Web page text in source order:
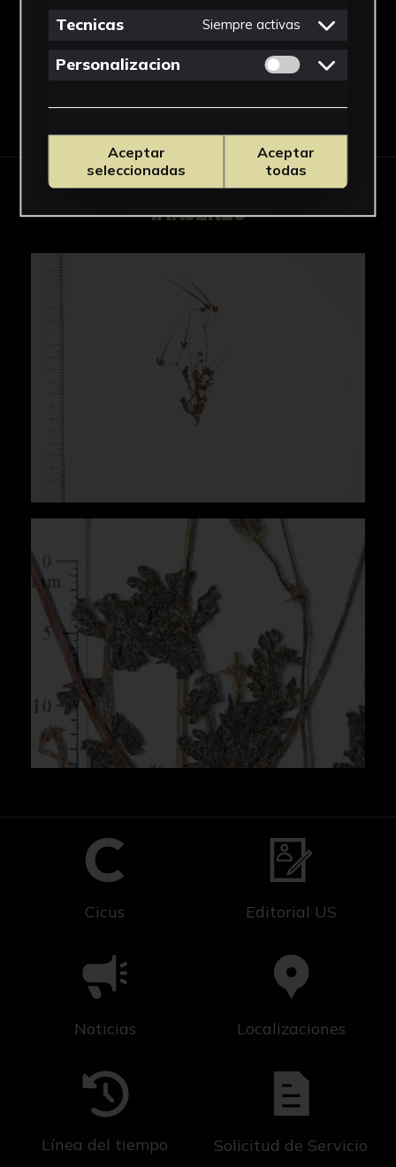
Descargar Ficha
IMÁGENES
Cicus Editorial US
Noticias Localizaciones
Línea del tiempo Solicitud de Servicio
Tecnicas Siempre activas
Personalizacion Permitir cookies
Aceptar
seleccionadas
Aceptar
todas